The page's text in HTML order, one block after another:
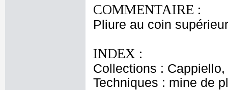
COMMENTAIRE :
Pliure au coin
INDEX :
Collections :
Techniques : mine de